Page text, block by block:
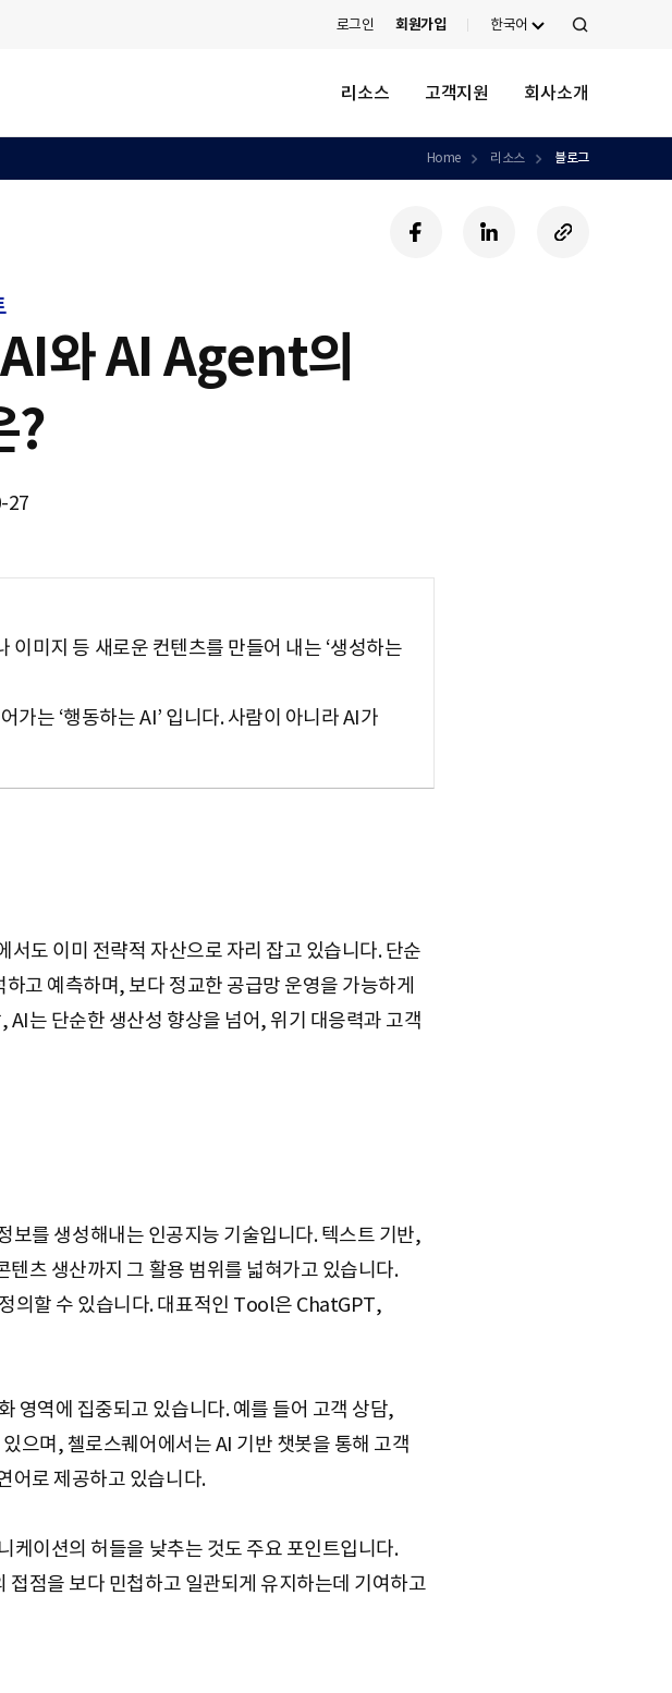
로그인 회원가입 한국어
검
리소스 고객지원 회사소개
Home 리소스 블로그
와 AI Agent의
?
27
미지 등 새로운 컨텐츠를 만들어 내는 ‘생성하는
는 ‘행동하는 AI’ 입니다. 사람이 아니라 AI가
도 이미 전략적 자산으로 자리 잡고 있습니다. 단순
고 예측하며, 보다 정교한 공급망 운영을 가능하게
는 단순한 생산성 향상을 넘어, 위기 대응력과 고객
를 생성해내는 인공지능 기술입니다. 텍스트 기반,
츠 생산까지 그 활용 범위를 넓혀가고 있습니다.
의할 수 있습니다. 대표적인 Tool은 ChatGPT,
영역에 집중되고 있습니다. 예를 들어 고객 상담,
으며, 첼로스퀘어에서는 AI 기반 챗봇을 통해 고객
어로 제공하고 있습니다.
케이션의 허들을 낮추는 것도 주요 포인트입니다.
점을 보다 민첩하고 일관되게 유지하는데 기여하고